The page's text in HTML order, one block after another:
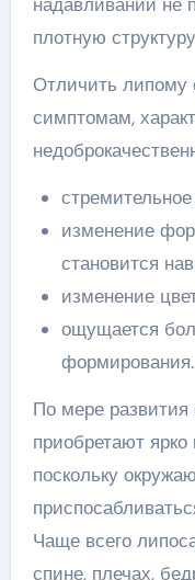
плотную
Отличить липому
симптомам,
изменение
становится
изменение
ощущается
формирования.
По мере
приобретают
поскольку
Чаще всего
спине, плечах,